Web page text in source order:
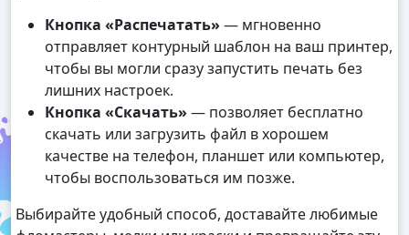
Кнопка «Распечатать» — мгновенно
отправляет контурный шаблон на ваш принтер,
чтобы вы могли сразу запустить печать без
лишних настроек.
Кнопка «Скачать» — позволяет бесплатно
скачать или загрузить файл в хорошем
качестве на телефон, планшет или компьютер,
чтобы воспользоваться им позже.
Выбирайте удобный способ, доставайте любимые